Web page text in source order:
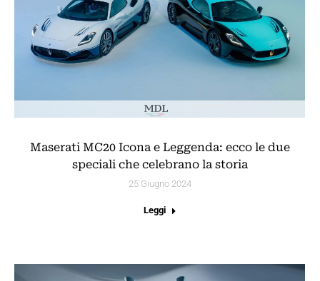
Maserati MC20 Icona e Leggenda: ecco le due
speciali che celebrano la storia
25 Giugno 2024
Leggi